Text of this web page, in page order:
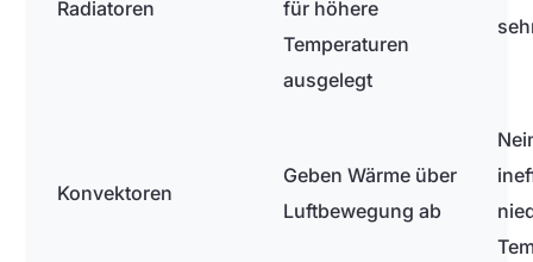
Radiatoren
für höhere
Temperaturen
ausgelegt
Konvektoren
Geben Wärme über
Luftbewegung ab